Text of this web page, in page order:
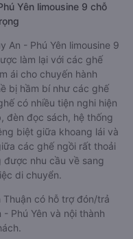
Yên limousine 9 chỗ
An - Phú Yên limousine 9
làm lại với các ghế
ái cho chuyến hành
bị hầm bí như các ghế
có nhiều tiện nghi hiện
đèn đọc sách, hệ thống
biệt giữa khoang lái và
các ghế ngồi rất thoải
được nhu cầu về sang
di chuyển.
Thuận có hỗ trợ đón/trả
Phú Yên và nội thành